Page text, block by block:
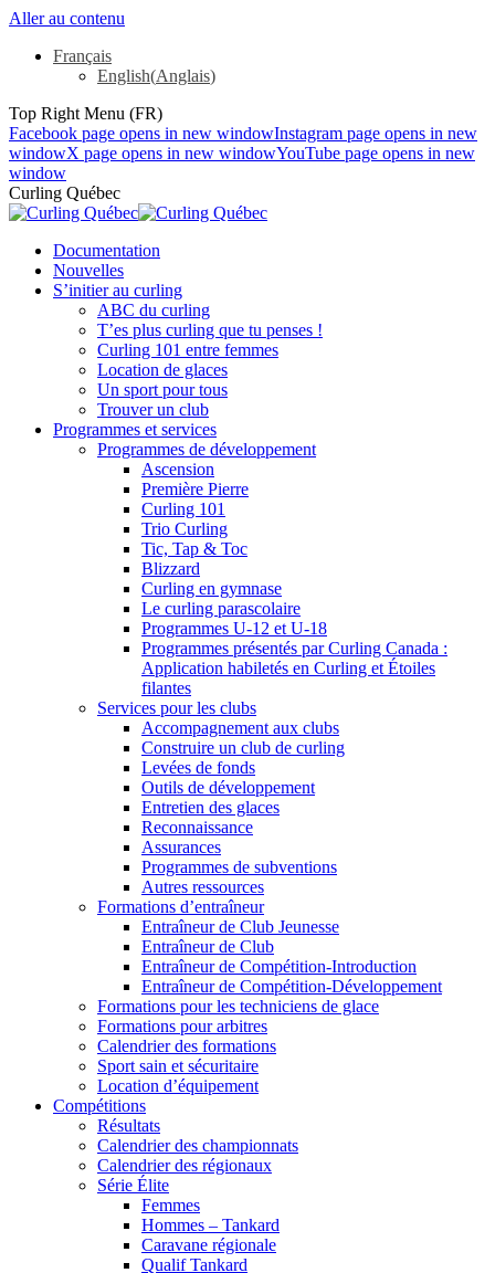
Aller au contenu
Français
English(Anglais)
Top Right Menu (FR)
Facebook page opens in new windowInstagram page opens in new
windowX page opens in new windowYouTube page opens in new
window
Curling Québec
Documentation
Nouvelles
S’initier au curling
ABC du curling
T’es plus curling que tu penses !
Curling 101 entre femmes
Location de glaces
Un sport pour tous
Trouver un club
Programmes et services
Programmes de développement
Ascension
Première Pierre
Curling 101
Trio Curling
Tic, Tap & Toc
Blizzard
Curling en gymnase
Le curling parascolaire
Programmes U-12 et U-18
Programmes présentés par Curling Canada :
Application habiletés en Curling et Étoiles
filantes
Services pour les clubs
Accompagnement aux clubs
Construire un club de curling
Levées de fonds
Outils de développement
Entretien des glaces
Reconnaissance
Assurances
Programmes de subventions
Autres ressources
Formations d’entraîneur
Entraîneur de Club Jeunesse
Entraîneur de Club
Entraîneur de Compétition-Introduction
Entraîneur de Compétition-Développement
Formations pour les techniciens de glace
Formations pour arbitres
Calendrier des formations
Sport sain et sécuritaire
Location d’équipement
Compétitions
Résultats
Calendrier des championnats
Calendrier des régionaux
Série Élite
Femmes
Hommes – Tankard
Caravane régionale
Qualif Tankard